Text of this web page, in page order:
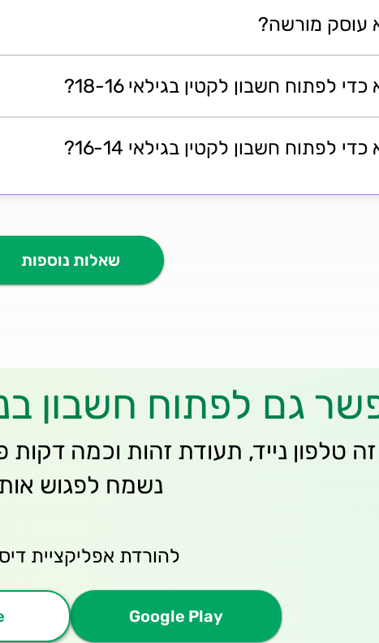
עוסק מורשה?
לפתוח חשבון לקטין בגילאי 18-16?
לפתוח חשבון לקטין בגילאי 16-14?
שאלות נוספות
גם לפתוח חשבון
טלפון נייד, תעודת זהות וכמה דקות
נשמח לפגוש
להורדת אפליקציית
Google Play